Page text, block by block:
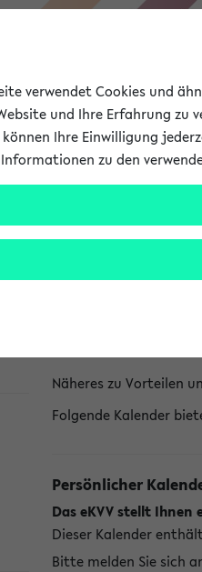
Forschung
Das eKVV bietet
Näheres zu Vorteilen
Folgende Kalender
Persönlicher
Das eKVV stellt Ihnen
Dieser Kalender
Bitte melden Sie sich
verwendet Cookies und
und Ihre Erfahrung zu
können Ihre Einwilligung
zu den